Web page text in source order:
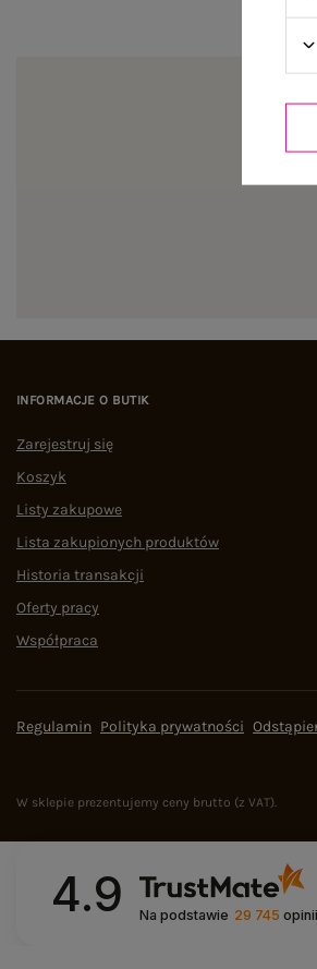
INFORMACJE O BUTIK
Zarejestruj się
Koszyk
Listy zakupowe
Lista zakupionych produktów
Historia transakcji
Oferty pracy
Współpraca
Regulamin Polityka prywatności
W sklepie prezentujemy ceny brutto (z VAT).
4.9 Na podstawie 29 745 opinii